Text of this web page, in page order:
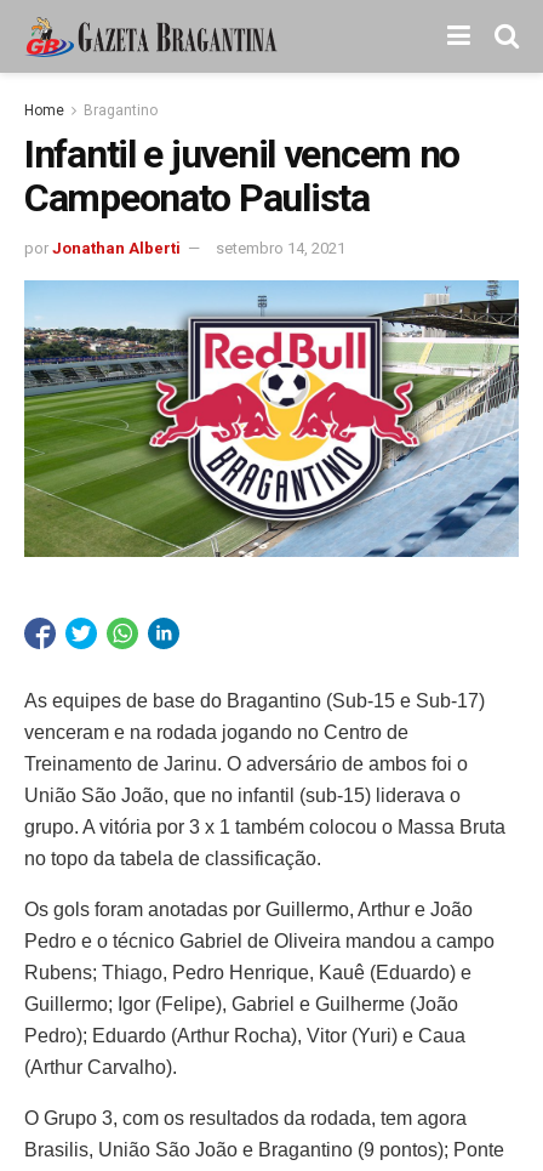
Home Bragantino
Infantil e juvenil vencem no
Campeonato Paulista
por Jonathan Alberti setembro 14, 2021
As equipes de base do Bragantino (Sub-15 e Sub-17)
venceram e na rodada jogando no Centro de
Treinamento de Jarinu. O adversário de ambos foi o
União São João, que no infantil (sub-15) liderava o
grupo. A vitória por 3 x 1 também colocou o Massa Bruta
no topo da tabela de classificação.
Os gols foram anotadas por Guillermo, Arthur e João
Pedro e o técnico Gabriel de Oliveira mandou a campo
Rubens; Thiago, Pedro Henrique, Kauê (Eduardo) e
Guillermo; Igor (Felipe), Gabriel e Guilherme (João
Pedro); Eduardo (Arthur Rocha), Vitor (Yuri) e Caua
(Arthur Carvalho).
O Grupo 3, com os resultados da rodada, tem agora
Brasilis, União São João e Bragantino (9 pontos); Ponte